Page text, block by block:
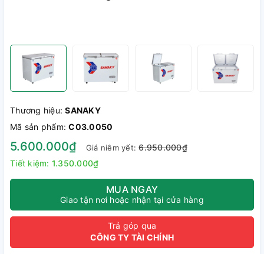
Thương hiệu:SANAKY
Mã sản phẩm:C03.0050
5.600.000₫ Giá niêm yết:6.950.000₫
Tiết kiệm: 1.350.000₫
MUA NGAY
Giao tận nơi hoặc nhận tại cửa hàng
Trả góp qua
CÔNG TY TÀI CHÍNH